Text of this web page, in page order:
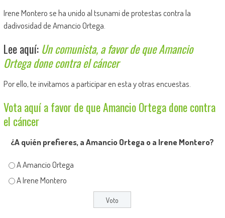
Irene Montero se ha unido al tsunami de protestas contra la
dadivosidad de Amancio Ortega.
Lee aquí: Un comunista, a favor de que Amancio
Ortega done contra el cáncer
Por ello, te invitamos a participar en esta y otras encuestas.
Vota aquí a favor de que Amancio Ortega done contra
el cáncer
¿A quién prefieres, a Amancio Ortega o a Irene Montero?
A Amancio Ortega
A Irene Montero